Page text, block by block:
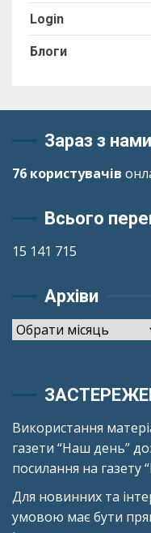
Login
Блоги
Зараз з нами
76 користувачів
Всього
15 141 715
Архіви
Архіви
Використання
газети “Наш день”
посилання на газету
Для новинних та
умовою має бути